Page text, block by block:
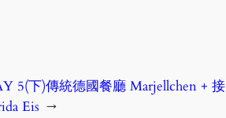
5(下)傳統德國餐廳 Marjellchen + 接
Eis →